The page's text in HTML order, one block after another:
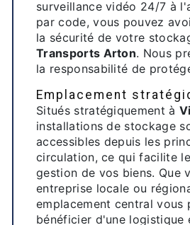
surveillance vidéo 24/7 à
par code, vous pouvez
la sécurité de votre
Transports Arton. Nous
la responsabilité de
Emplacement
Situés stratégiquement à
installations de stockage
accessibles depuis les
circulation, ce qui facilite
gestion de vos biens. Que
entreprise locale ou
emplacement central vous
bénéficier d'une logistique